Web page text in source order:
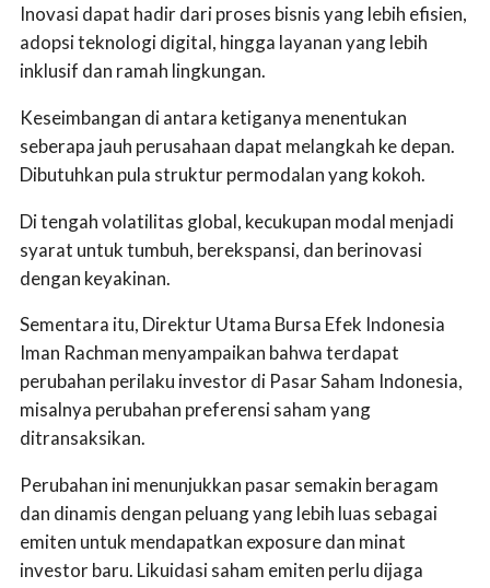
Inovasi dapat hadir dari proses bisnis yang lebih efisien,
adopsi teknologi digital, hingga layanan yang lebih
inklusif dan ramah lingkungan.
Keseimbangan di antara ketiganya menentukan
seberapa jauh perusahaan dapat melangkah ke depan.
Dibutuhkan pula struktur permodalan yang kokoh.
Di tengah volatilitas global, kecukupan modal menjadi
syarat untuk tumbuh, berekspansi, dan berinovasi
dengan keyakinan.
Sementara itu, Direktur Utama Bursa Efek Indonesia
Iman Rachman menyampaikan bahwa terdapat
perubahan perilaku investor di Pasar Saham Indonesia,
misalnya perubahan preferensi saham yang
ditransaksikan.
Perubahan ini menunjukkan pasar semakin beragam
dan dinamis dengan peluang yang lebih luas sebagai
emiten untuk mendapatkan exposure dan minat
investor baru. Likuidasi saham emiten perlu dijaga